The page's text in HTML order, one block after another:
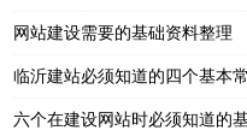
网站建设需要的基础资料整理
临沂建站必须知道的四个基本
六个在建设网站时必须知道的